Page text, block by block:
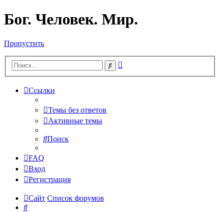
Бог. Человек. Мир.
Пропустить
Поиск
Ссылки
Темы без ответов
Активные темы
Поиск
FAQ
Вход
Регистрация
Сайт Список форумов
Поиск